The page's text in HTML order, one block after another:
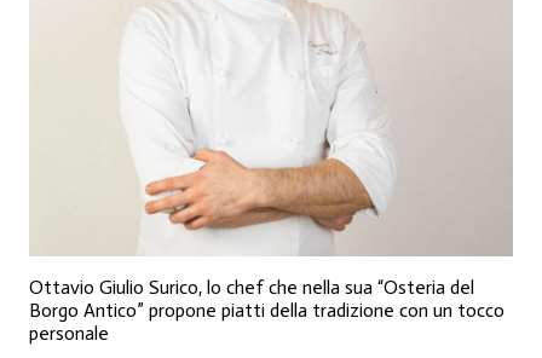
Ottavio Giulio Surico, lo chef che nella sua “Osteria del
Borgo Antico” propone piatti della tradizione con un tocco
personale